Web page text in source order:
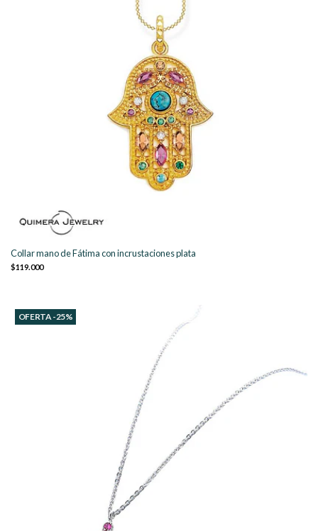
Collar mano de Fátima con incrustaciones plata
$119.000
OFERTA -25%